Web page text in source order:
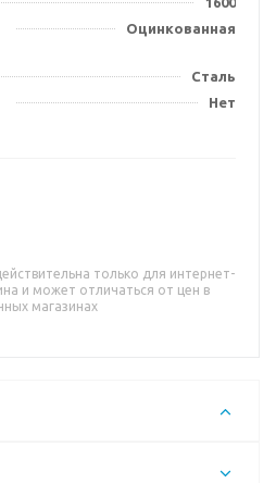
Оцинкованная
Сталь
Нет
только для интернет-
и может отличаться от цен в
магазинах